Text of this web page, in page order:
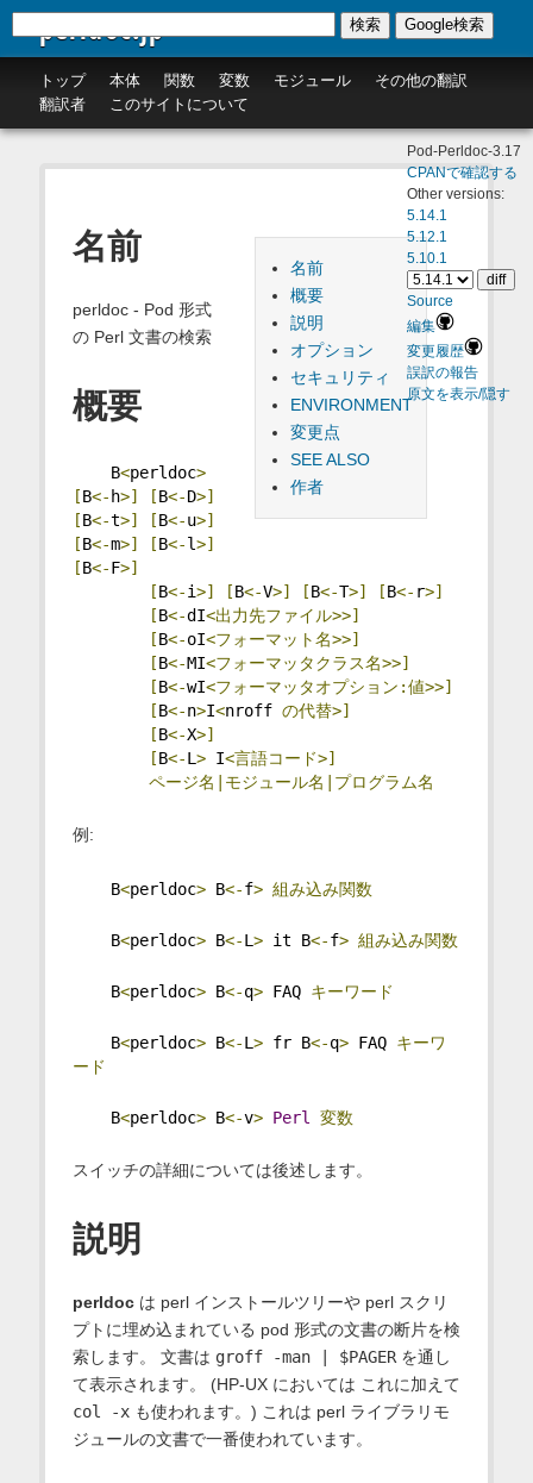
perldoc.jp
トップ 本体 関数 変数 モジュール
その他の翻訳
翻訳者
このサイトについて
検索 Google検索
Pod-Perldoc-3.17
CPANで確認する
Other versions:
5.14.1
5.12.1
5.10.1
Source
編集
変更履歴
誤訳の報告
原文を表示/隠す
名前
概要
説明
オプション
セキュリティ
ENVIRONMENT
変更点
SEE ALSO
作者
名前
perldoc - Pod 形式
の Perl 文書の検索
概要
B<perldoc>
[B<- h>] [B<-D>]
[B<-t>] [B<-u>]
[B<-m>] [B<-l>]
[B<-F>]
[B<-i>] [B<-V>] [B<-T>] [B<- r>]
[B<-dI<出力先ファイル>>]
[B<-oI<フォーマット名>>]
[B<-MI<フォーマッタクラス名>>]
[B<-wI<フォーマッタオプション:値>>]
[B<-n>I<nroff の代替>]
[B<-X>]
[B<-L> I<言語コード>]
ページ名|モジュール名|プログラム名
例:
B<perldoc> B<-f> 組み込み関数
B<perldoc> B<-L > it B<-f> 組み込み関数
B<perldoc> B<-q> FAQ キーワード
B<perldoc> B<-L > fr B<-q> FAQ キーワ
ード
B<perldoc> B<-v> Perl 変数
スイッチの詳細については後述します。
説明
perldocは perl インストールツリーや perl スクリ
プトに埋め込まれている pod 形式の文書の断片を検
索します。 文書は groff -man | $PAGERを通し
て表示されます。 (HP-UX においては これに加えて
col -xも使われます。) これは perl ライブラリモ
ジュールの文書で一番使われています。